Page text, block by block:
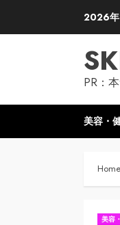
2026
PR：
美容・
Home
美容